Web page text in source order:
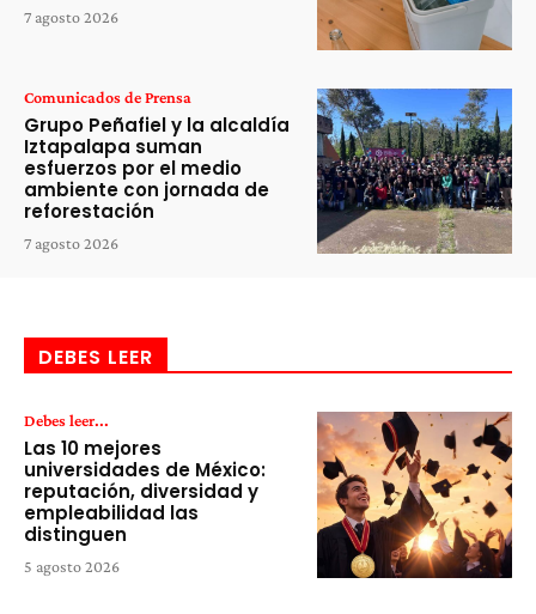
7 agosto 2026
Comunicados de Prensa
Grupo Peñafiel y la alcaldía
Iztapalapa suman
esfuerzos por el medio
ambiente con jornada de
reforestación
7 agosto 2026
DEBES LEER
Debes leer...
Las 10 mejores
universidades de México:
reputación, diversidad y
empleabilidad las
distinguen
5 agosto 2026